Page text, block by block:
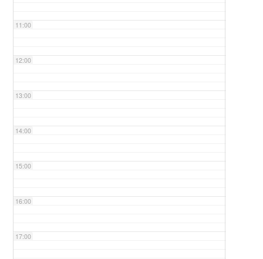
11:00
12:00
13:00
14:00
15:00
16:00
17:00